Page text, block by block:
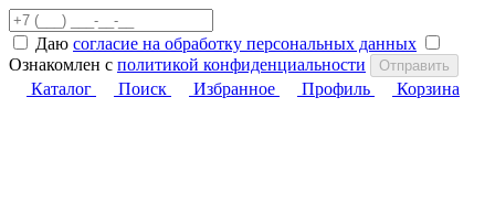
Даю согласие на обработку персональных данных
Ознакомлен с политикой конфиденциальности Отправить
Каталог Поиск Избранное Профиль Корзина